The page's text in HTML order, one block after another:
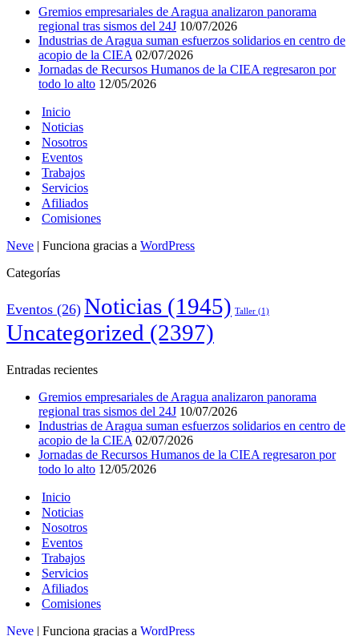
Gremios empresariales de Aragua analizaron panorama
regional tras sismos del 24J 10/07/2026
Industrias de Aragua suman esfuerzos solidarios en centro de
acopio de la CIEA 02/07/2026
Jornadas de Recursos Humanos de la CIEA regresaron por
todo lo alto 12/05/2026
Inicio
Noticias
Nosotros
Eventos
Trabajos
Servicios
Afiliados
Comisiones
Neve | Funciona gracias a WordPress
Categorías
Eventos (26) Noticias (1945) Taller (1)
Uncategorized (2397)
Entradas recientes
Gremios empresariales de Aragua analizaron panorama
regional tras sismos del 24J 10/07/2026
Industrias de Aragua suman esfuerzos solidarios en centro de
acopio de la CIEA 02/07/2026
Jornadas de Recursos Humanos de la CIEA regresaron por
todo lo alto 12/05/2026
Inicio
Noticias
Nosotros
Eventos
Trabajos
Servicios
Afiliados
Comisiones
Neve | Funciona gracias a WordPress